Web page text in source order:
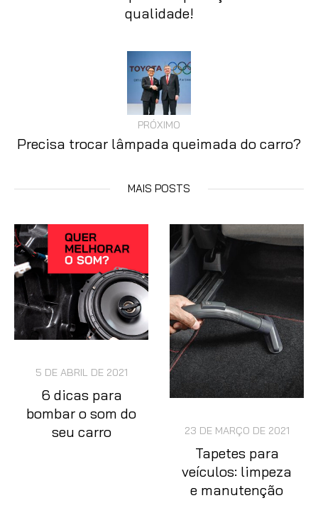
qualidade!
PRÓXIMO
Precisa trocar lâmpada queimada do carro?
MAIS POSTS
5 DE ABRIL DE 2021
6 dicas para
bombar o som do
seu carro
23 DE MARÇO DE 2021
Tapetes para
veículos: limpeza
e manutenção